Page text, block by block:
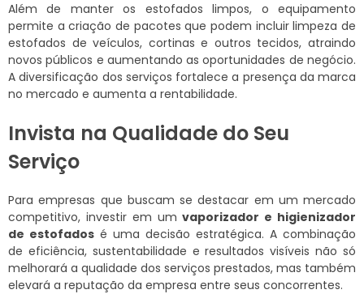
Além de manter os estofados limpos, o equipamento
permite a criação de pacotes que podem incluir limpeza de
estofados de veículos, cortinas e outros tecidos, atraindo
novos públicos e aumentando as oportunidades de negócio.
A diversificação dos serviços fortalece a presença da marca
no mercado e aumenta a rentabilidade.
Invista na Qualidade do Seu
Serviço
Para empresas que buscam se destacar em um mercado
competitivo, investir em umvaporizador e higienizador
de estofados é uma decisão estratégica. A combinação
de eficiência, sustentabilidade e resultados visíveis não só
melhorará a qualidade dos serviços prestados, mas também
elevará a reputação da empresa entre seus concorrentes.